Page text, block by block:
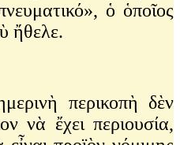
ὁ ὁποῖος
ἤθελε.
περικοπὴ δὲν
νὰ ἔχει περιουσία,